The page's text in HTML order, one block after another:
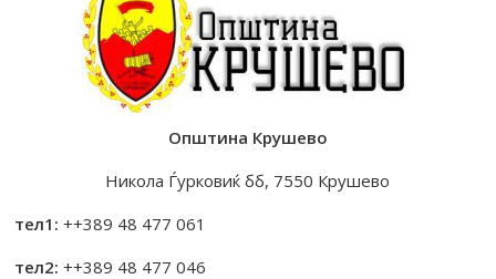
Општина Крушево
Никола Ѓурковиќ бб, 7550 Крушево
тел1: ++389 48 477 061
тел2: ++389 48 477 046